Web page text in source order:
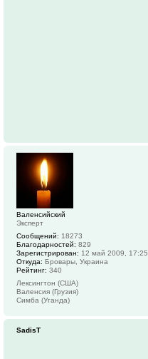
Валенсийский
Эксперт
Сообщений: 18273
Благодарностей: 829
Зарегистрирован: 12 май 2009, 17:25
Откуда: Бровары, Украина
Рейтинг: 340
Лексингтон (США)
Валенсия (Грузия)
Симба (Уганда)
SadisT